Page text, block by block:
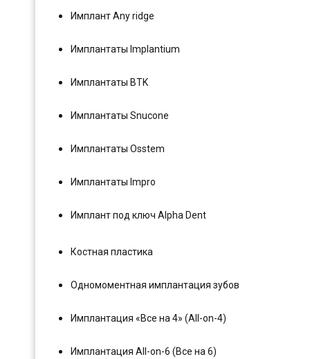
Имплант Any ridge
Имплантаты Implantium
Имплантаты BTK
Имплантаты Snucone
Имплантаты Osstem
Имплантаты Impro
Имплант под ключ Alpha Dent
Костная пластика
Одномоментная имплантация зубов
Имплантация «Все на 4» (All-on-4)
Имплантация All-on-6 (Все на 6)